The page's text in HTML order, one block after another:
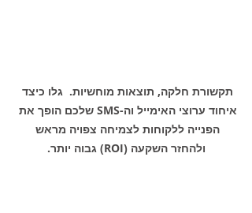
תקשורת חלקה, תוצאות מוחשיות.  גלו כיצד
איחוד ערוצי האימייל וה-SMS שלכם הופך את
הפנייה ללקוחות לצמיחה צפויה מראש
ולהחזר השקעה (ROI) גבוה יותר.